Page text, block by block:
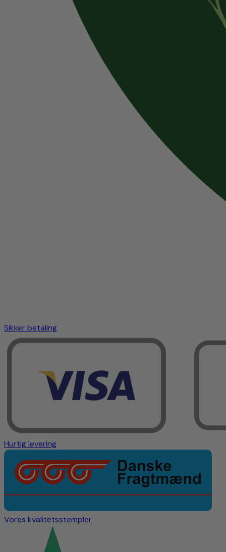
Sikker betaling
Hurtig levering
Vores kvalitetsstempler